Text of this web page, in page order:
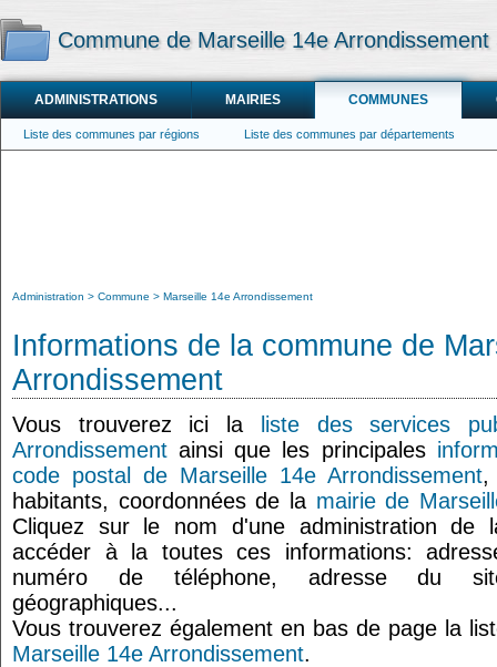
Commune de Marseille 14e Arrondissement
ADMINISTRATIONS MAIRIES COMMUNES
Liste des communes par régions Liste des communes par départements
Administration Commune Marseille 14e Arrondissement
Informations de la commune de
Arrondissement
Vous trouverez ici la
liste des services
Arrondissement ainsi que les principales
code postal de Marseille 14e Arrondissement,
habitants, coordonnées de la mairie de
Cliquez sur le nom d'une administration de
accéder à la toutes ces informations:
numéro de téléphone, adresse du
géographiques...
Vous trouverez également en bas de page la
Marseille 14e Arrondissement.